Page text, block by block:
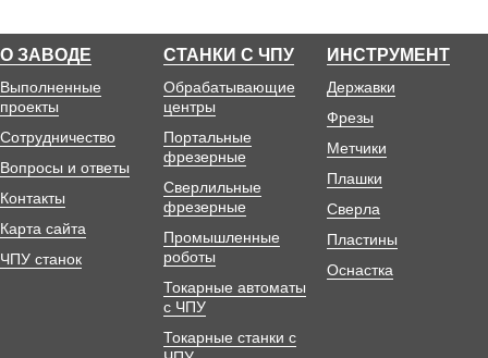
О ЗАВОДЕ
Выполненные
проекты
Сотрудничество
Вопросы и ответы
Контакты
Карта сайта
ЧПУ станок
СТАНКИ С ЧПУ
Обрабатывающие
центры
Портальные
фрезерные
Сверлильные
фрезерные
Промышленные
роботы
Токарные автоматы
с ЧПУ
Токарные станки с
ИНСТРУМЕНТ
Державки
Фрезы
Метчики
Плашки
Сверла
Пластины
Оснастка